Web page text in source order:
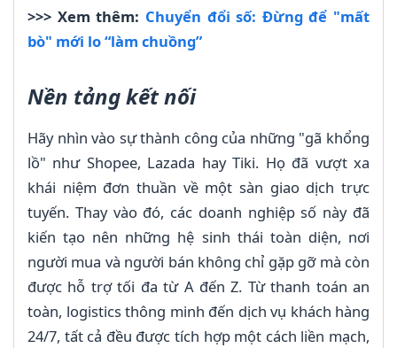
>>> Xem thêm: Chuyển đổi số: Đừng để "mất
bò" mới lo “làm chuồng”
Nền tảng kết nối
Hãy nhìn vào sự thành công của những "gã khổng
lồ" như Shopee, Lazada hay Tiki. Họ đã vượt xa
khái niệm đơn thuần về một sàn giao dịch trực
tuyến. Thay vào đó, các doanh nghiệp số này đã
kiến tạo nên những hệ sinh thái toàn diện, nơi
người mua và người bán không chỉ gặp gỡ mà còn
được hỗ trợ tối đa từ A đến Z. Từ thanh toán an
toàn, logistics thông minh đến dịch vụ khách hàng
24/7, tất cả đều được tích hợp một cách liền mạch,